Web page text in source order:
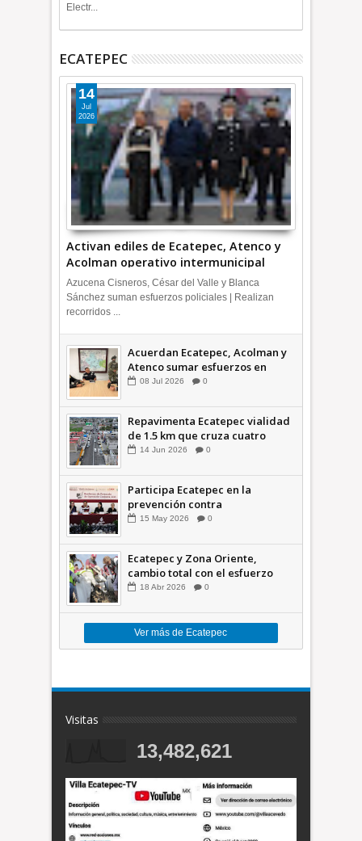
Electr...
ECATEPEC
Activan ediles de Ecatepec, Atenco y
Acolman operativo intermunicipal
14
Jul
2026
Azucena Cisneros, César del Valle y Blanca
Sánchez suman esfuerzos policiales | Realizan
recorridos ...
Acuerdan Ecatepec, Acolman y
Atenco sumar esfuerzos en
seguridad
08 Jul 2026 0
Repavimenta Ecatepec vialidad
de 1.5 km que cruza cuatro
comunidades +Video
14 Jun 2026 0
Participa Ecatepec en la
prevención contra
inundaciones en el Valle de
15 May 2026 0
Ecatepec y Zona Oriente,
cambio total con el esfuerzo
conjunto: Azucena; retiran 21
18 Abr 2026 0
Ver más de Ecatepec
Visitas
13,482,621